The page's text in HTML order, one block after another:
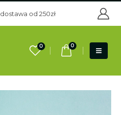
od 250zł
0 0